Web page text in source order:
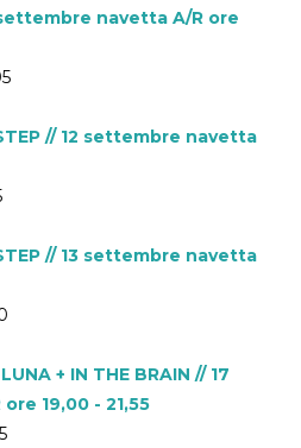
settembre navetta A/R ore
// 12 settembre navetta
// 13 settembre navetta
+ IN THE BRAIN // 17
19,00 - 21,55